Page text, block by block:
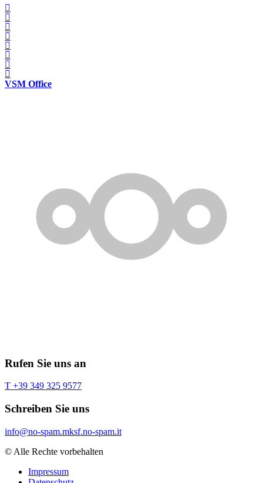
VSM Office
Rufen Sie uns an
T +39 349 325 9577
Schreiben Sie uns
info@no-spam.mksf.no-spam.it
© Alle Rechte vorbehalten
Impressum